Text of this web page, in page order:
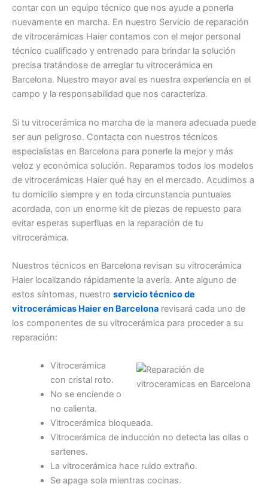
contar con un equipo técnico que nos ayude a ponerla
nuevamente en marcha. En nuestro Servicio de reparación
de vitrocerámicas Haier contamos con el mejor personal
técnico cualificado y entrenado para brindar la solución
precisa tratándose de arreglar tu vitrocerámica en
Barcelona. Nuestro mayor aval es nuestra experiencia en el
campo y la responsabilidad que nos caracteriza.
Si tu vitrocerámica no marcha de la manera adecuada puede
ser aun peligroso. Contacta con nuestros técnicos
especialistas en Barcelona para ponerle la mejor y más
veloz y económica solución. Reparamos todos los modelos
de vitrocerámicas Haier qué hay en el mercado. Acudimos a
tu domicilio siempre y en toda circunstancia puntuales
acordada, con un enorme kit de piezas de repuesto para
evitar esperas superfluas en la reparación de tu
vitrocerámica.
Nuestros técnicos en Barcelona revisan su vitrocerámica
Haier localizando rápidamente la avería. Ante alguno de
estos síntomas, nuestro servicio técnico de
vitrocerámicas Haier en Barcelona revisará cada uno de
los componentes de su vitrocerámica para proceder a su
reparación:
Vitrocerámica
con cristal roto.
No se enciende o
no calienta.
Vitrocerámica bloqueada.
Vitrocerámica de inducción no detecta las ollas o
sartenes.
La vitrocerámica hace ruido extraño.
Se apaga sola mientras cocinas.